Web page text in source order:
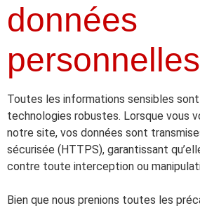
données
personnelles
Toutes les informations sensibles
technologies robustes. Lorsque vous
notre site, vos données sont
sécurisée (HTTPS), garantissant
contre toute interception ou
Bien que nous prenions toutes les